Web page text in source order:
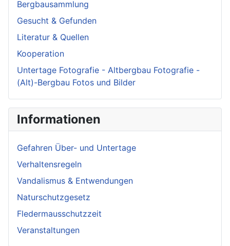
Bergbausammlung
Gesucht & Gefunden
Literatur & Quellen
Kooperation
Untertage Fotografie - Altbergbau Fotografie -
(Alt)-Bergbau Fotos und Bilder
Informationen
Gefahren Über- und Untertage
Verhaltensregeln
Vandalismus & Entwendungen
Naturschutzgesetz
Fledermausschutzzeit
Veranstaltungen